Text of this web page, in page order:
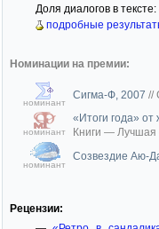
Доля диалогов в
подробные
Номинации на премии:
номинант
Сигма-Ф, 2007 //
номинант
«Итоги года»
Книги — Лучшая
номинант
Созвездие Аю-
Рецензии: